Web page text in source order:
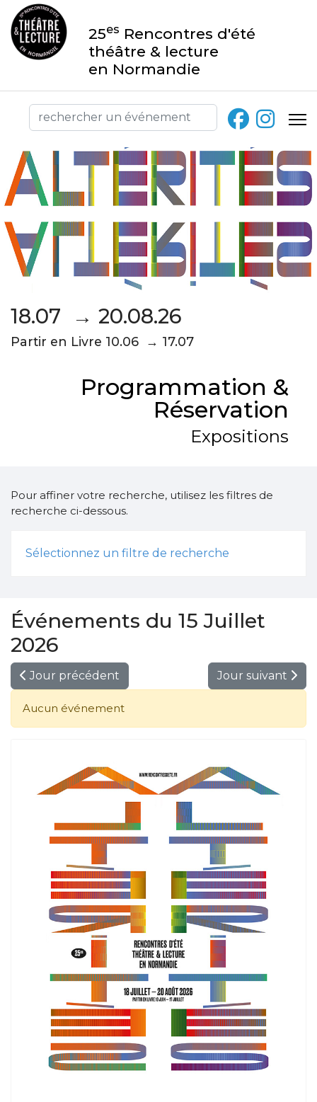
25es Rencontres d'été
théâtre & lecture
en Normandie
18.07 → 20.08.26
Partir en Livre 10.06 → 17.07
Programmation &
Réservation
Expositions
Pour affiner votre recherche, utilisez les filtres de
recherche ci-dessous.
Sélectionnez un filtre de recherche
Événements du 15 Juillet
2026
Jour précédent Jour suivant
Aucun événement